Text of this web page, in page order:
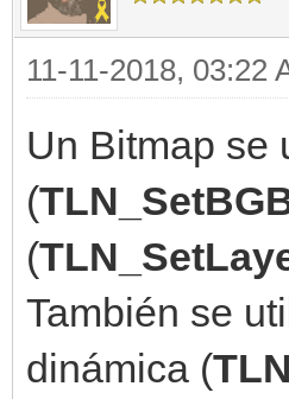
11-11-2018, 03:22
Un Bitmap se
(
(
También se
dinámica (